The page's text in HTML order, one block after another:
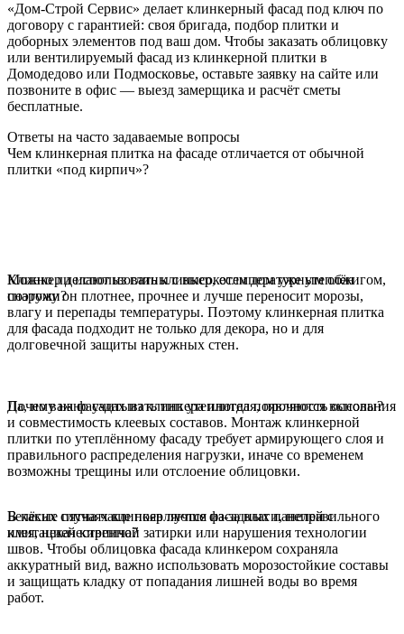
«Дом-Строй Сервис» делает клинкерный фасад под ключ по
договору с гарантией: своя бригада, подбор плитки и
доборных элементов под ваш дом. Чтобы заказать облицовку
или вентилируемый фасад из клинкерной плитки в
Домодедово или Подмосковье, оставьте заявку на сайте или
позвоните в офис — выезд замерщика и расчёт сметы
бесплатные.
Ответы на часто задаваемые вопросы
Чем клинкерная плитка на фасаде отличается от обычной
плитки «под кирпич»?
Клинкер делают из глины с высокотемпературным обжигом,
поэтому он плотнее, прочнее и лучше переносит морозы,
влагу и перепады температуры. Поэтому клинкерная плитка
для фасада подходит не только для декора, но и для
долговечной защиты наружных стен.
Можно ли использовать клинкер, если дом уже утеплён
снаружи?
Да, но важно учитывать тип утеплителя, прочность основания
и совместимость клеевых составов. Монтаж клинкерной
плитки по утеплённому фасаду требует армирующего слоя и
правильного распределения нагрузки, иначе со временем
возможны трещины или отслоение облицовки.
Почему на фасадах из клинкера иногда появляются высолы?
Белёсые пятна чаще появляются из-за влаги, неправильного
клея, некачественной затирки или нарушения технологии
швов. Чтобы облицовка фасада клинкером сохраняла
аккуратный вид, важно использовать морозостойкие составы
и защищать кладку от попадания лишней воды во время
работ.
В каких случаях клинкер лучше фасадных панелей с
имитацией кирпича?